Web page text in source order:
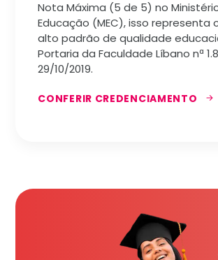
Nota Máxima (5 de 5) no
Educação (MEC), isso representa
alto padrão de qualidade
Portaria da Faculdade Líbano nª
29/10/2019.
CONFERIR CREDENCIAMENTO